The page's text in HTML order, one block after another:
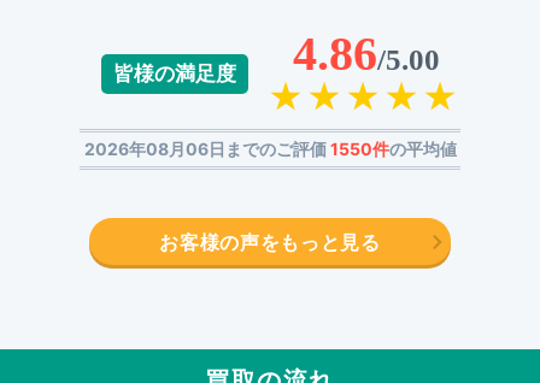
皆様の満足度 4.86/5.00
2026年08月06日までのご評価1550件の平均値
お客様の声をもっと見る